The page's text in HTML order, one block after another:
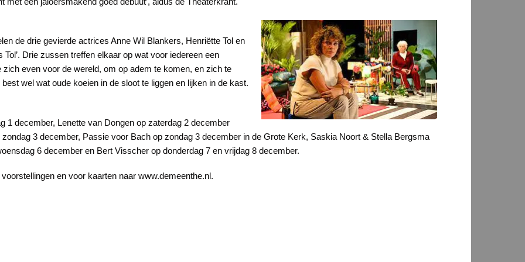
de drie gevierde actrices Anne Wil Blankers, Henriëtte Tol en
Drie zussen treffen elkaar op wat voor iedereen een
even voor de wereld, om op adem te komen, en zich te
wel wat oude koeien in de sloot te liggen en lijken in de kast.
1 december, Lenette van Dongen op zaterdag 2 december
3 december, Passie voor Bach op zondag 3 december in de Grote Kerk, Saskia Noort & Stella Bergsma
6 december en Bert Visscher op donderdag 7 en vrijdag 8 december.
en voor kaarten naar www.demeenthe.nl.